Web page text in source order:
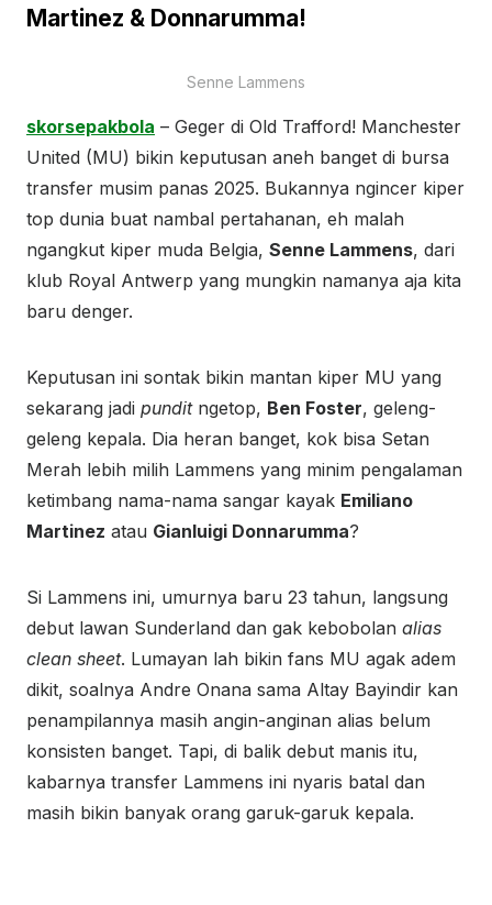
Martinez & Donnarumma!
Senne Lammens
skorsepakbola – Geger di Old Trafford! Manchester
United (MU) bikin keputusan aneh banget di bursa
transfer musim panas 2025. Bukannya ngincer kiper
top dunia buat nambal pertahanan, eh malah
ngangkut kiper muda Belgia, Senne Lammens, dari
klub Royal Antwerp yang mungkin namanya aja kita
baru denger.
Keputusan ini sontak bikin mantan kiper MU yang
sekarang jadi punditngetop, Ben Foster, geleng-
geleng kepala. Dia heran banget, kok bisa Setan
Merah lebih milih Lammens yang minim pengalaman
ketimbang nama-nama sangar kayak Emiliano
Martinez atau Gianluigi Donnarumma?
Si Lammens ini, umurnya baru 23 tahun, langsung
debut lawan Sunderland dan gak kebobolan alias
clean sheet. Lumayan lah bikin fans MU agak adem
dikit, soalnya Andre Onana sama Altay Bayindir kan
penampilannya masih angin-anginan alias belum
konsisten banget. Tapi, di balik debut manis itu,
kabarnya transfer Lammens ini nyaris batal dan
masih bikin banyak orang garuk-garuk kepala.